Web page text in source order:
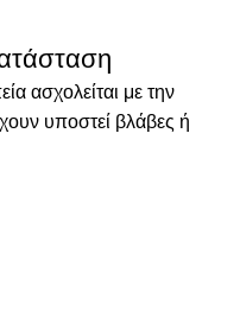
ασχολείται με την
υποστεί βλάβες ή